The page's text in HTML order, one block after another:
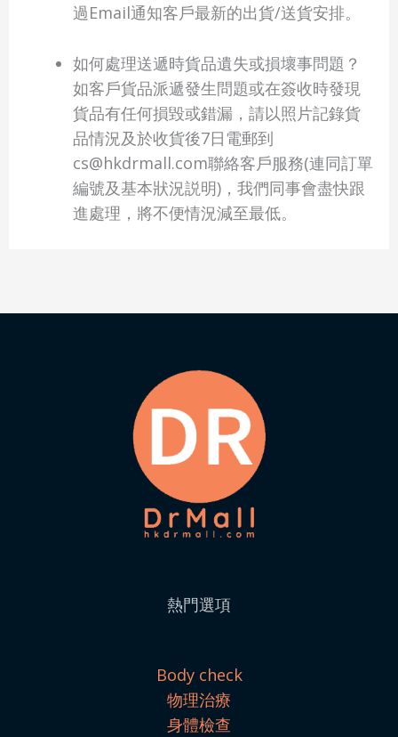
過Email通知客戶最新的出貨/送貨安排。
如何處理送遞時貨品遺失或損壞事問題？
如客戶貨品派遞發生問題或在簽收時發現
貨品有任何損毀或錯漏，請以照片記錄貨
品情況及於收貨後7日電郵到
cs@hkdrmall.com聯絡客戶服務(連同訂單
編號及基本狀況説明)，我們同事會盡快跟
進處理，將不便情況減至最低。
熱門選項
Body check
物理治療
身體檢查